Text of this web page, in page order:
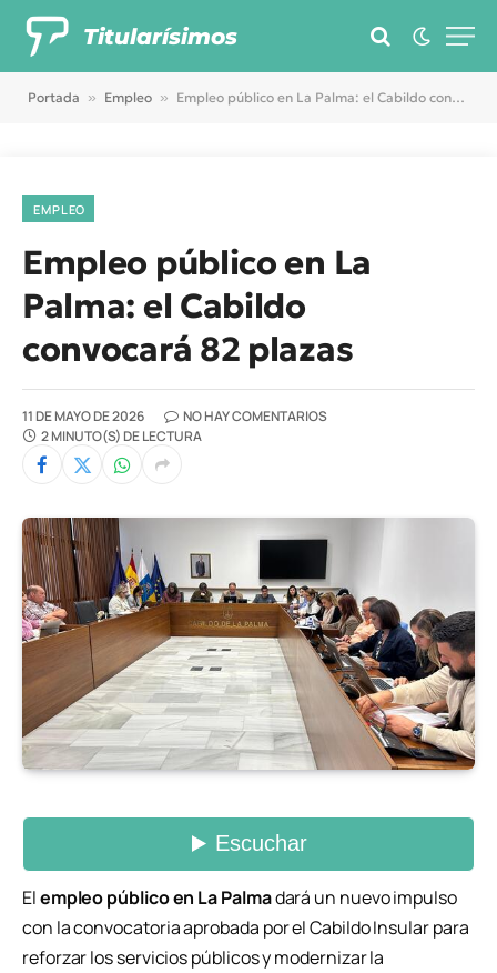
Titularísimos
Portada » Empleo » Empleo público en La Palma: el Cabildo convocará 82 plazas
EMPLEO
Empleo público en La
Palma: el Cabildo
convocará 82 plazas
11 DE MAYO DE 2026
NO HAY COMENTARIOS
2 MINUTO(S) DE LECTURA
Elempleo público en La Palmadará un nuevo impulso
con la convocatoria aprobada por el Cabildo Insular para
reforzar los servicios públicos y modernizar la